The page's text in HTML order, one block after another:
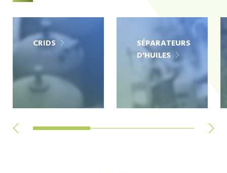
CRIDS
SÉPARATEURS
D'HUILES